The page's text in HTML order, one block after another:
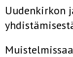
Uudenkirkon